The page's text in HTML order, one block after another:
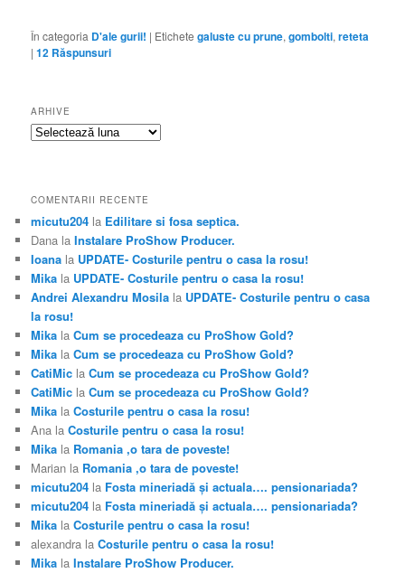
În categoria D'ale gurii! | Etichete galuste cu prune,gombolti,reteta
|12 Răspunsuri
ARHIVE
Arhive
COMENTARII RECENTE
micutu204 la Edilitare si fosa septica.
Dana laInstalare ProShow Producer.
Ioana la UPDATE- Costurile pentru o casa la rosu!
Mika la UPDATE- Costurile pentru o casa la rosu!
Andrei Alexandru Mosila la UPDATE- Costurile pentru o casa
la rosu!
Mika laCum se procedeaza cu ProShow Gold?
Mika laCum se procedeaza cu ProShow Gold?
CatiMic laCum se procedeaza cu ProShow Gold?
CatiMic laCum se procedeaza cu ProShow Gold?
Mika laCosturile pentru o casa la rosu!
Ana laCosturile pentru o casa la rosu!
Mika la Romania ,o tara de poveste!
Marian la Romania ,o tara de poveste!
micutu204 la Fosta mineriadă şi actuala…. pensionariada?
micutu204 la Fosta mineriadă şi actuala…. pensionariada?
Mika laCosturile pentru o casa la rosu!
alexandra laCosturile pentru o casa la rosu!
Mika laInstalare ProShow Producer.